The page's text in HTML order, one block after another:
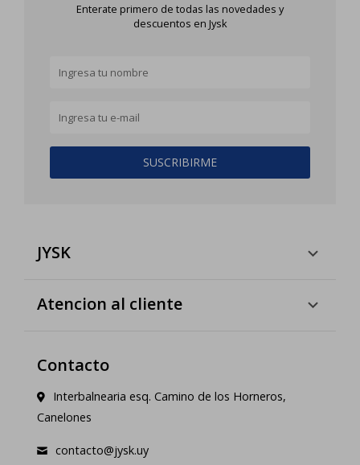
Enterate primero de todas las novedades y
descuentos en Jysk
SUSCRIBIRME
JYSK
Atencion al cliente
Contacto
Interbalnearia esq. Camino de los Horneros,
Canelones
contacto@jysk.uy